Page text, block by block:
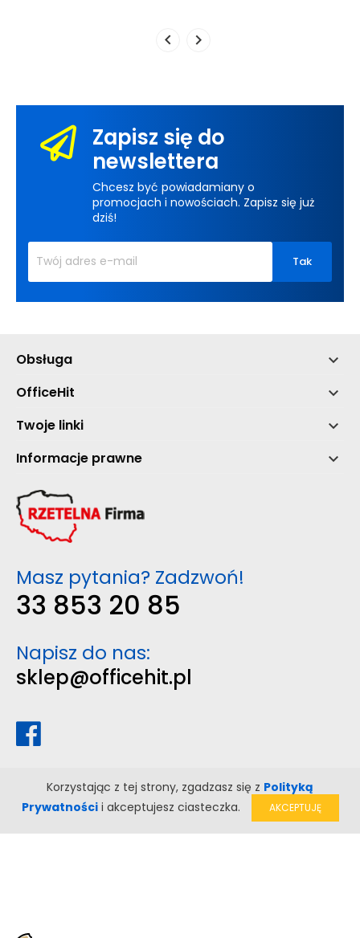
Zapisz się do
newslettera
Chcesz być powiadamiany o
promocjach i nowościach. Zapisz się już
dziś!
Obsługa 
OfficeHit 
Twoje linki 
Informacje prawne 
Masz pytania? Zadzwoń!
33 853 20 85
Napisz do nas:
sklep@officehit.pl
Korzystając z tej strony, zgadzasz się z Polityką
Prywatnościi akceptujesz ciasteczka. AKCEPTUJĘ